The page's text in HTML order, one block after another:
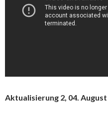
Aktualisierung 2, 04. August